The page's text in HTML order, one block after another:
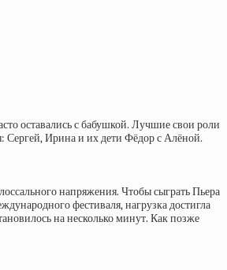
оставались с бабушкой. Лучшие свои роли
Сергей, Ирина и их дети Фёдор с Алёной.
напряжения. Чтобы сыграть Пьера
фестиваля, нагрузка достигла
на несколько минут. Как позже